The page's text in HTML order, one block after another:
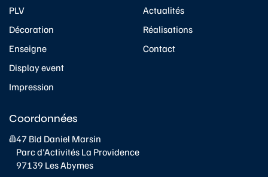
PLV
Décoration
Enseigne
Display event
Impression
Actualités
Réalisations
Contact
Coordonnées
47 Bld Daniel Marsin
Parc d'Activités La Providence
97139 Les Abymes